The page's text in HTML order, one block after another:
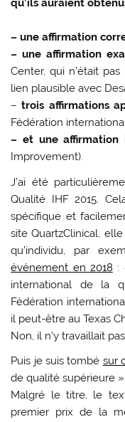
qu’ils auraient
– une affirmation
– une affirmation
Center, qui n’était
lien plausible avec
– trois affirmations
Fédération
– et une affirmation
Improvement).
J’ai été
Qualité IHF 2015.
spécifique et
site QuartzClinical,
qu’individu, par
événement en 2018 :
international de la
Fédération
il peut-être au Texas
Non, il n’y travaillait
Puis je suis tombé sur
de qualité supérieure
Malgré le titre, le
premier prix de la